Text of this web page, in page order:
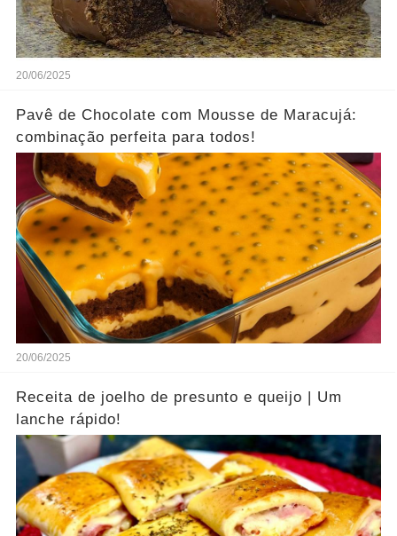
20/06/2025
Pavê de Chocolate com Mousse de Maracujá:
combinação perfeita para todos!
20/06/2025
Receita de joelho de presunto e queijo | Um
lanche rápido!